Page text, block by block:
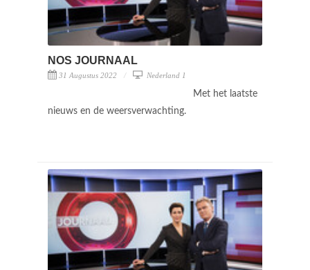
NOS JOURNAAL
31 Augustus 2022 Nederland 1
Met het laatste
nieuws en de weersverwachting.